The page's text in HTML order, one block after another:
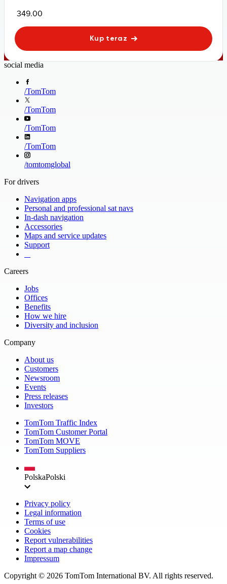
349.00
Kup teraz
social media
/TomTom
/TomTom
/TomTom
/TomTom
/tomtomglobal
For drivers
Navigation apps
Personal and professional sat navs
In-dash navigation
Accessories
Maps and service updates
Support
Careers
Jobs
Offices
Benefits
How we hire
Diversity and inclusion
Company
About us
Customers
Newsroom
Events
Press releases
Investors
TomTom Traffic Index
TomTom Customer Portal
TomTom MOVE
TomTom Suppliers
PolskaPolski
Privacy policy
Legal information
Terms of use
Cookies
Report vulnerabilities
Report a map change
Impressum
Copyright © 2026 TomTom International BV. All rights reserved.